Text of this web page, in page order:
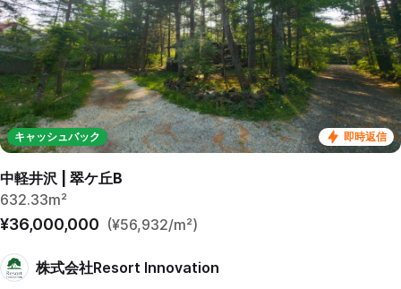
即時返信
キャッシュバック
中軽井沢 | 翠ケ丘B
632.33m²
¥36,000,000 (¥56,932/m²)
株式会社Resort Innovation